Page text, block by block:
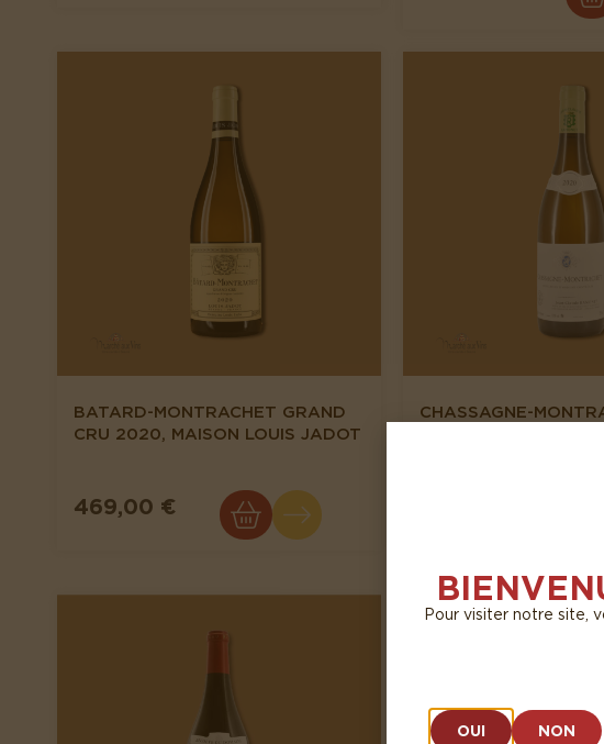
BATARD-MONTRACHET GRAND
CRU 2020, MAISON LOUIS JADOT
469,00 €
CHASSAGNE-
Pour visiter notre site,
OUI NON